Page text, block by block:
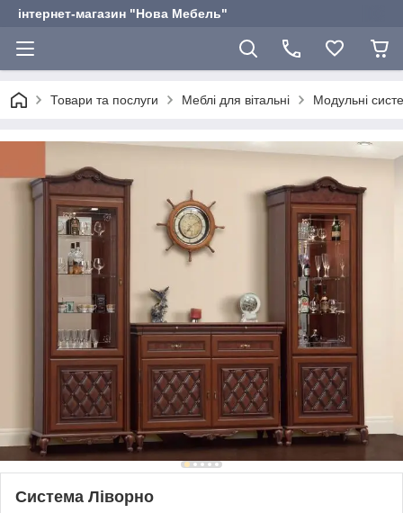
інтернет-магазин "Нова Мебель"
Товари та послуги Меблі для вітальні Модульні
Система Ліворно